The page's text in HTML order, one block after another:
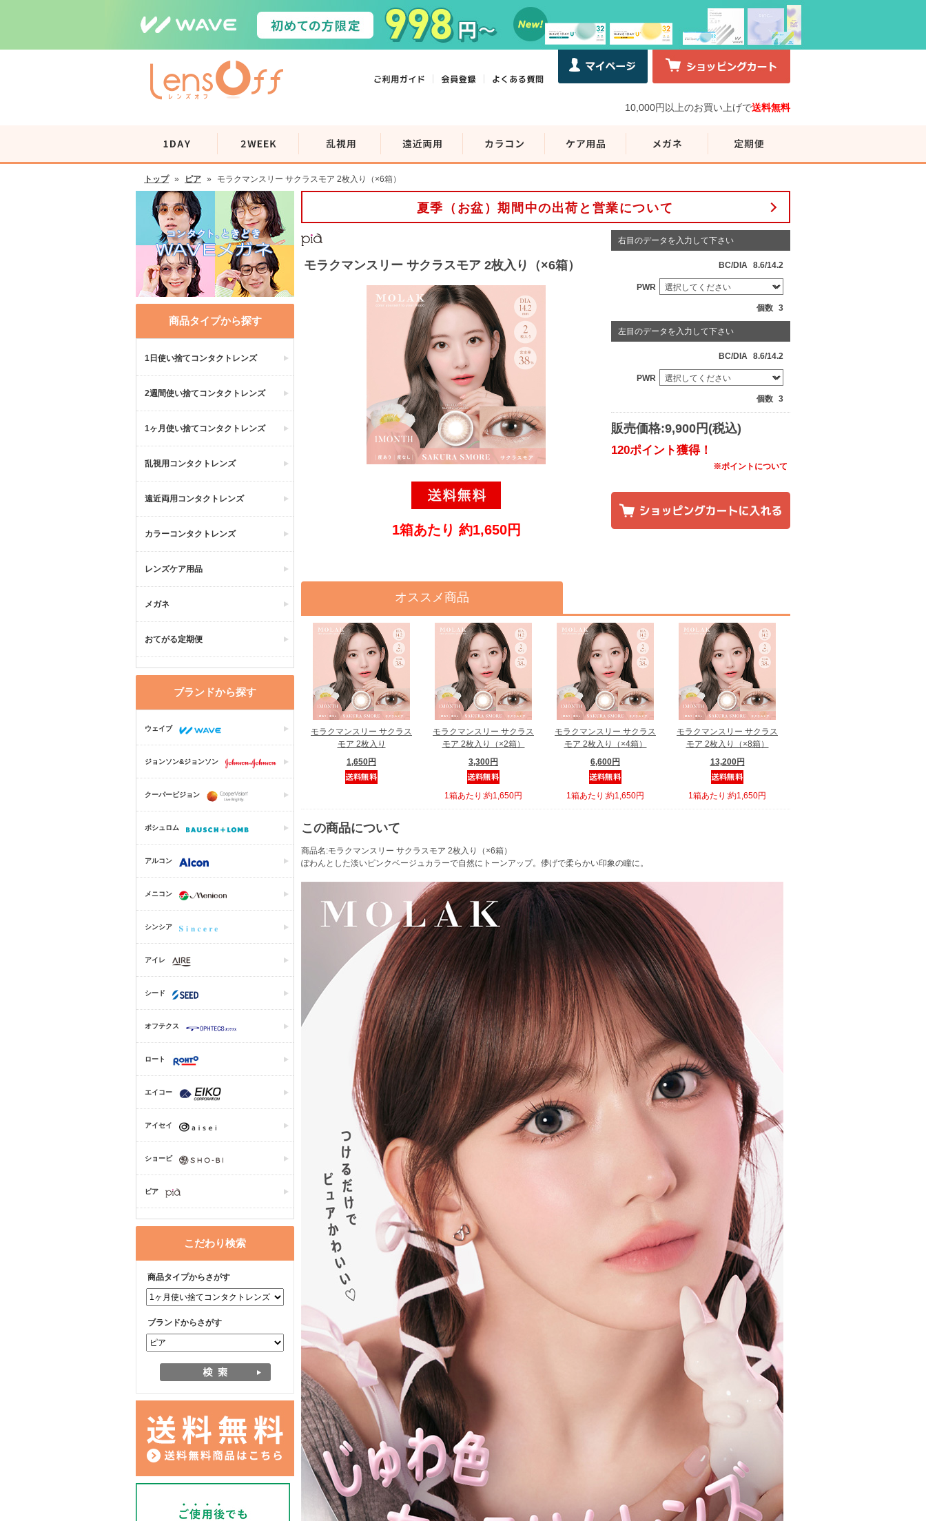
10,000円以上のお買い上げで送料無料
トップ » ピア » モラクマンスリー サクラスモア 2枚入り（×6箱）
商品タイプから探す
1日使い捨てコンタクトレンズ
2週間使い捨てコンタクトレンズ
1ヶ月使い捨てコンタクトレンズ
乱視用コンタクトレンズ
遠近両用コンタクトレンズ
カラーコンタクトレンズ
レンズケア用品
メガネ
おてがる定期便
ブランドから探す
ウェイブ
ジョンソン&ジョンソン
クーパービジョン
ボシュロム
アルコン
メニコン
シンシア
アイレ
シード
オフテクス
ロート
エイコー
アイセイ
ショービ
ピア
こだわり検索
商品タイプからさがす
ブランドからさがす
夏季（お盆）期間中の出荷と営業について
モラクマンスリー サクラスモア 2枚入り（×6箱）
1箱あたり 約1,650円
右目のデータを入力して下さい
BC/DIA 8.6/14.2
PWR
個数 3
左目のデータを入力して下さい
BC/DIA 8.6/14.2
PWR
個数 3
販売価格:9,900円(税込)
120ポイント獲得！
※ポイントについて
オススメ商品
モラクマンスリー サクラス
モア 2枚入り
1,650円
モラクマンスリー サクラス
モア 2枚入り（×2箱）
3,300円
1箱あたり:約1,650円
モラクマンスリー サクラス
モア 2枚入り（×4箱）
6,600円
1箱あたり:約1,650円
モラクマンスリー サクラス
モア 2枚入り（×8箱）
13,200円
1箱あたり:約1,650円
この商品について
商品名:モラクマンスリー サクラスモア 2枚入り（×6箱）
ぽわんとした淡いピンクベージュカラーで自然にトーンアップ。儚げで柔らかい印象の瞳に。